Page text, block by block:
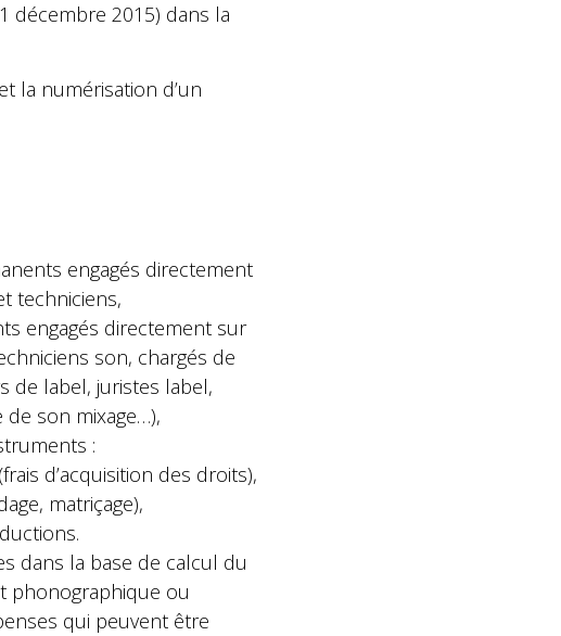
décembre 2015) dans la
la numérisation d’un
engagés directement
techniciens,
engagés directement sur
son, chargés de
de label, juristes label,
de son mixage…),
:
d’acquisition des droits),
matriçage),
dans la base de calcul du
phonographique ou
qui peuvent être